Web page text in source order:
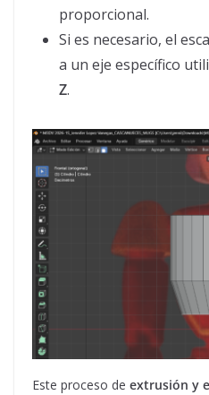
proporcional.
Si es necesario, el
a un eje específico
Z.
Este proceso de extrusión y